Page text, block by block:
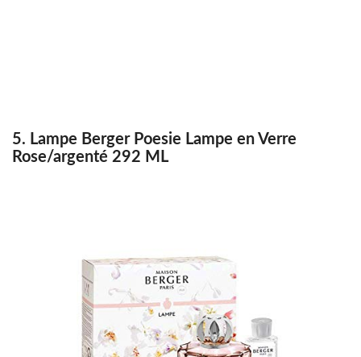
5. Lampe Berger Poesie Lampe en Verre
Rose/argenté 292 ML